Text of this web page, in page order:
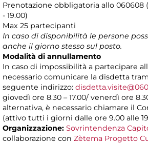
Prenotazione obbligatoria allo
- 19.00)
Max 25 partecipanti
In caso di disponibilità le persone
anche il giorno stesso sul posto.
Modalità di annullamento
In caso di impossibilità a partecipare
necessario comunicare la disdetta
seguente indirizzo:
giovedì ore 8.30 – 17.00/ venerdì ore
alternativa, è necessario chiamare il
(attivo tutti i giorni dalle ore 9.00 alle
Organizzazione: Sovrintendenza
collaborazione con Zètema Progetto